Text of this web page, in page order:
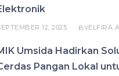
12, 2025 BYELFIRA
Umsida Hadirkan
Pangan Lokal